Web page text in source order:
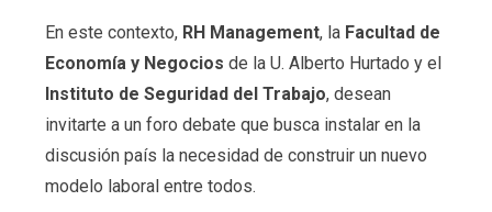
En este contexto, RH Management, la Facultad de
Economía y Negocios de la U. Alberto Hurtado y el
Instituto de Seguridad del Trabajo, desean
invitarte a un foro debate que busca instalar en la
discusión país la necesidad de construir un nuevo
modelo laboral entre todos.